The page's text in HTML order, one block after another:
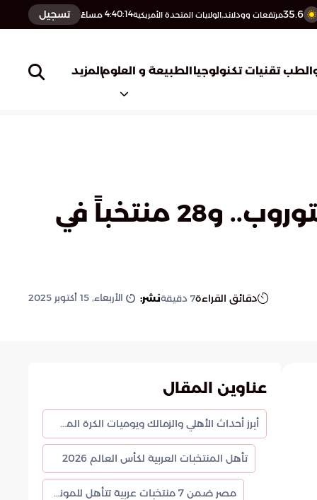
35.6مرتفعات وودلاند,الولايات المتحدة الأمريكية4:40:15 مساءً تسجيل
تقنيات تكنولوجياالطبيعة و العلومالمزيد
ملف يلا كورة.. تكريم النحاس.. موعد التدريب الأول لتوروب.. و28 منتخباً في
دقائق القراءة7 دقيقةنشر: الأربعاء, 15 أكتوبر 2025
عناوين المقال
أبرز أحداث الأهلي والزمالك ويوميات الكرة المصرية في “يلا كورة”
تأهل المنتخبات العربية لكأس العالم 2026
مصر ضمن 7 منتخبات عربية تتأهل للمونديال